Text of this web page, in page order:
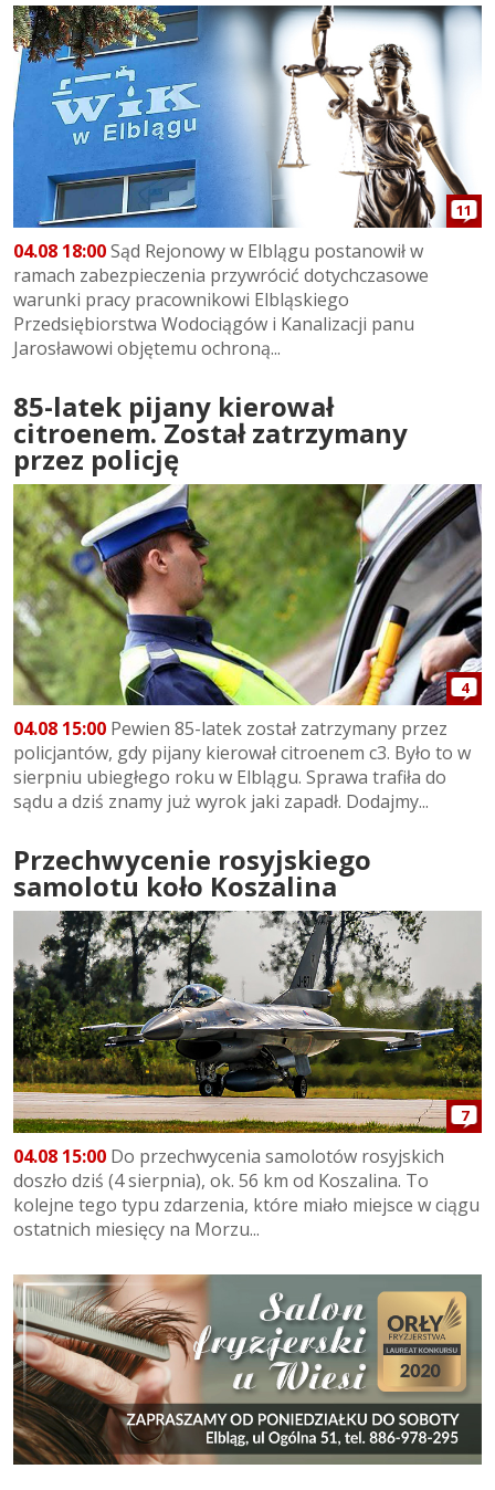
11
04.08 18:00Sąd Rejonowy w Elblągu postanowił w
ramach zabezpieczenia przywrócić dotychczasowe
warunki pracy pracownikowi Elbląskiego
Przedsiębiorstwa Wodociągów i Kanalizacji panu
Jarosławowi objętemu ochroną...
85-latek pijany kierował
citroenem. Został zatrzymany
przez policję
4
04.08 15:00 Pewien 85-latek został zatrzymany przez
policjantów, gdy pijany kierował citroenem c3. Było to w
sierpniu ubiegłego roku w Elblągu. Sprawa trafiła do
sądu a dziś znamy już wyrok jaki zapadł. Dodajmy...
Przechwycenie rosyjskiego
samolotu koło Koszalina
7
04.08 15:00 Do przechwycenia samolotów rosyjskich
doszło dziś (4 sierpnia), ok. 56 km od Koszalina. To
kolejne tego typu zdarzenia, które miało miejsce w ciągu
ostatnich miesięcy na Morzu...